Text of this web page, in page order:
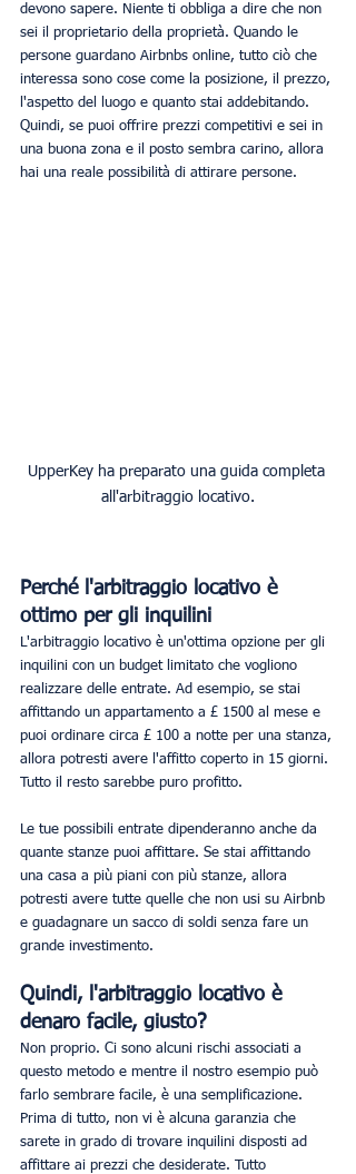
devono sapere. Niente ti obbliga a dire che non
sei il proprietario della proprietà. Quando le
persone guardano Airbnbs online, tutto ciò che
interessa sono cose come la posizione, il prezzo,
l'aspetto del luogo e quanto stai addebitando.
Quindi, se puoi offrire prezzi competitivi e sei in
una buona zona e il posto sembra carino, allora
hai una reale possibilità di attirare persone.
UpperKey ha preparato una guida completa
all'arbitraggio locativo.
Perché l'arbitraggio locativo è
ottimo per gli inquilini
L'arbitraggio locativo è un'ottima opzione per gli
inquilini con un budget limitato che vogliono
realizzare delle entrate. Ad esempio, se stai
affittando un appartamento a £ 1500 al mese e
puoi ordinare circa £ 100 a notte per una stanza,
allora potresti avere l'affitto coperto in 15 giorni.
Tutto il resto sarebbe puro profitto.
Le tue possibili entrate dipenderanno anche da
quante stanze puoi affittare. Se stai affittando
una casa a più piani con più stanze, allora
potresti avere tutte quelle che non usi su Airbnb
e guadagnare un sacco di soldi senza fare un
grande investimento.
Quindi, l'arbitraggio locativo è
denaro facile, giusto?
Non proprio. Ci sono alcuni rischi associati a
questo metodo e mentre il nostro esempio può
farlo sembrare facile, è una semplificazione.
Prima di tutto, non vi è alcuna garanzia che
sarete in grado di trovare inquilini disposti ad
affittare ai prezzi che desiderate. Tutto